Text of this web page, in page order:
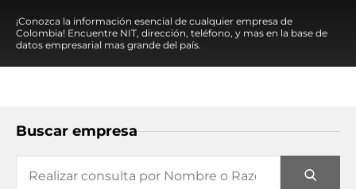
¡Conozca la información esencial de cualquier empresa de
Colombia! Encuentre NIT, dirección, teléfono, y mas en la base de
datos empresarial mas grande del país.
Buscar empresa